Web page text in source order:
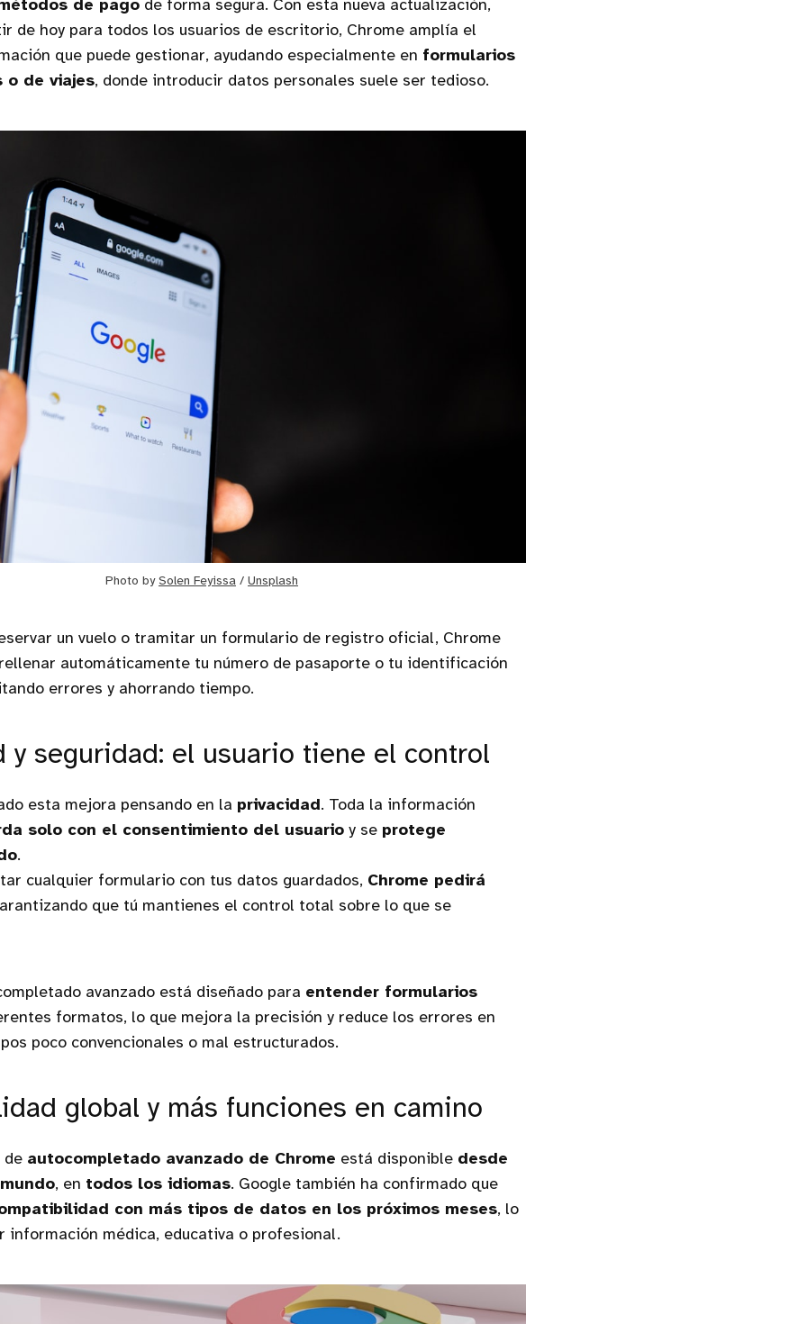
de pago de forma segura. Con esta nueva actualización,
de hoy para todos los usuarios de escritorio, Chrome amplía el
que puede gestionar, ayudando especialmente en formularios
o de viajes, donde introducir datos personales suele ser tedioso.
Photo by Solen Feyissa / Unsplash
un vuelo o tramitar un formulario de registro oficial, Chrome
automáticamente tu número de pasaporte o tu identificación
errores y ahorrando tiempo.
y seguridad: el usuario tiene el control
esta mejora pensando en la privacidad. Toda la información
solo con el consentimiento del usuario y se protege
.
cualquier formulario con tus datos guardados, Chrome pedirá
que tú mantienes el control total sobre lo que se
avanzado está diseñado para entender formularios
formatos, lo que mejora la precisión y reduce los errores en
poco convencionales o mal estructurados.
global y más funciones en camino
de autocompletado avanzado de Chrome está disponible desde
, en todos los idiomas. Google también ha confirmado que
con más tipos de datos en los próximos meses, lo
información médica, educativa o profesional.